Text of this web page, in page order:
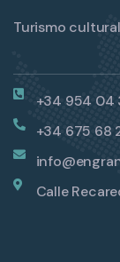
Turismo
+34 954 04
+34 675 68
Calle